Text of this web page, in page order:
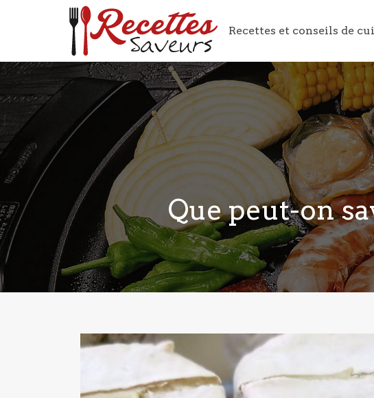
Recettes et conseils de
Que peut-on